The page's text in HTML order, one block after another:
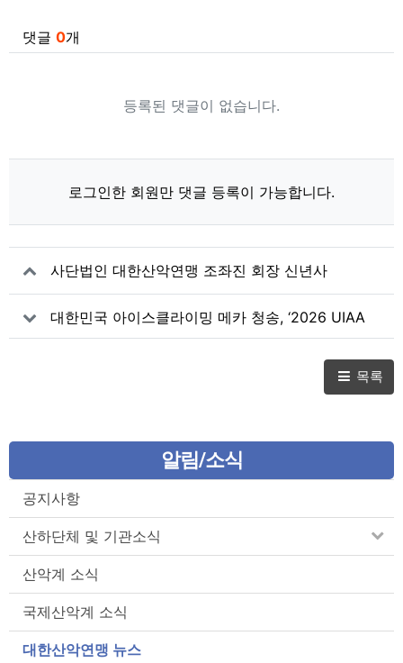
댓글 0개
등록된 댓글이 없습니다.
로그인한 회원만 댓글 등록이 가능합니다.
사단법인 대한산악연맹 조좌진 회장 신년사
대한민국 아이스클라이밍 메카 청송, ‘2026 UIAA
아이스클라이밍 월드컵’ 개최
목록
알림/소식
공지사항
산하단체 및 기관소식
산악계 소식
국제산악계 소식
대한산악연맹 뉴스